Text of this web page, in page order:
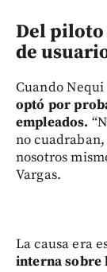
Del piloto
de
Cuando
optó por
empleados.
no
nosotros
Vargas.
La causa era
interna sobre